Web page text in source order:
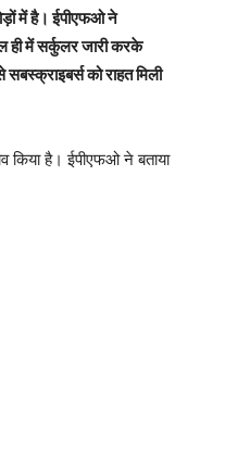
में है। ईपीएफओ ने
में सर्कुलर जारी करके
को राहत मिली
किया है। ईपीएफओ ने बताया